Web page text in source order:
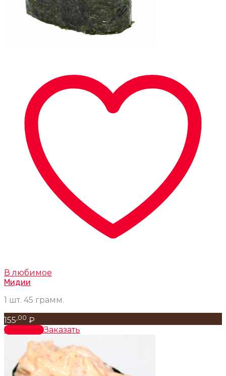
В любимое
Мидии
1 шт. 45 грамм.
155 ,00 ₽
В корзинуЗаказать